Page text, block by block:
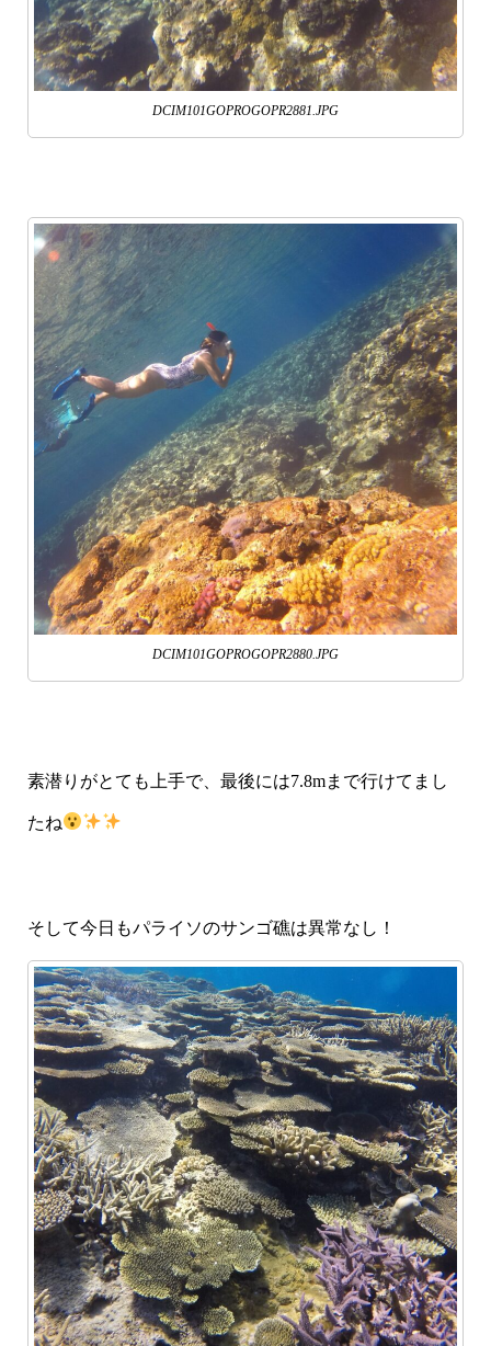
DCIM101GOPROGOPR2881.JPG
DCIM101GOPROGOPR2880.JPG
素潜りがとても上手で、最後には7.8mまで行けてまし
たね
そして今日もパライソのサンゴ礁は異常なし！